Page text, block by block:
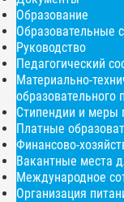
Образование
Образовательные
Руководство
Педагогический
Материально-
образовательного
Стипендии и меры
Платные
Финансово-
Вакантные места
Международное
Организация